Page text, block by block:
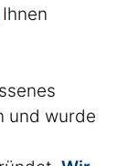
Ihnen
und wurde